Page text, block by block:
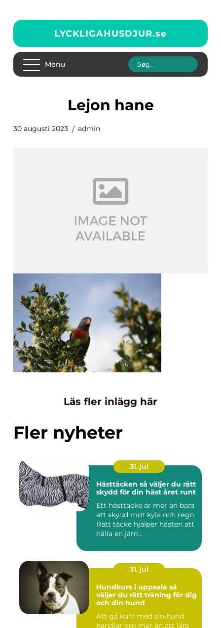
LYCKLIGAHUSDJUR.se
Menu
lejon hane
30 augusti 2023 admin
Läs fler inlägg här
Fler nyheter
31. jul
Hästtäcken så väljer du rätt
skydd för din häst året runt
Ett hästtäcke är mer än bara
ett skydd mot kyla och regn.
Rätt täcke hjälper hästen att
hålla en jäm...
31. jul
Hundkurs i uppsala så
väljer du rätt träning för dig
och din hund
Att gå kurs med sin hund
handlar om mer än att lära